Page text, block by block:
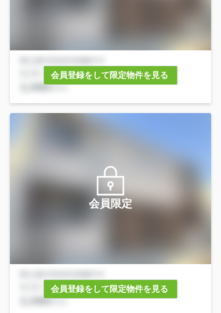
会員登録をして限定物件を見る
会員限定
会員登録をして限定物件を見る